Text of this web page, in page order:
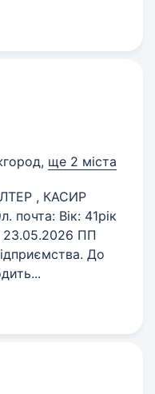
, ще 2 міста
, КАСИР
Вік: 41рік
23.05.2026 ПП
До